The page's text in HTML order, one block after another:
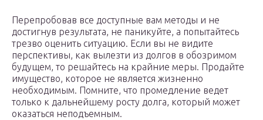
Перепробовав все доступные вам методы и не
достигнув результата, не паникуйте, а попытайтесь
трезво оценить ситуацию. Если вы не видите
перспективы, как вылезти из долгов в обозримом
будущем, то решайтесь на крайние меры. Продайте
имущество, которое не является жизненно
необходимым. Помните, что промедление ведет
только к дальнейшему росту долга, который может
оказаться неподъемным.